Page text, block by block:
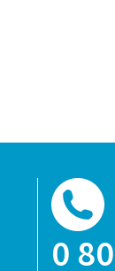
0